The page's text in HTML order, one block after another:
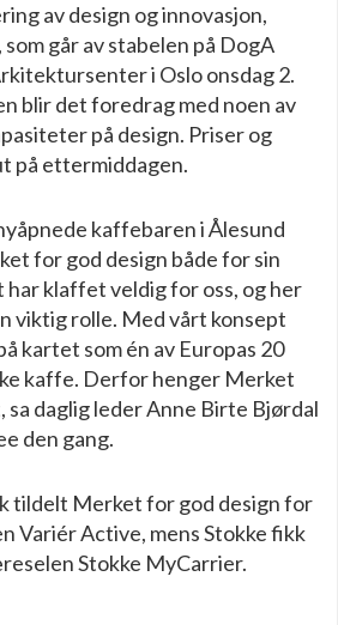
av design og innovasjon,
går av stabelen på DogA
i Oslo onsdag 2.
blir det foredrag med noen av
på design. Priser og
på ettermiddagen.
kaffebaren i Ålesund
for god design både for sin
har klaffet veldig for oss, og her
viktig rolle. Med vårt konsept
kartet som én av Europas 20
kaffe. Derfor henger Merket
daglig leder Anne Birte Bjørdal
den gang.
tildelt Merket for god design for
Variér Active, mens Stokke fikk
Stokke MyCarrier.